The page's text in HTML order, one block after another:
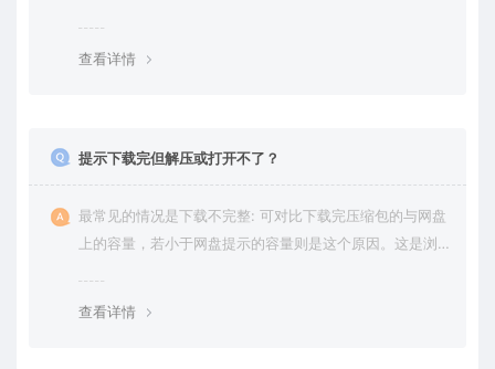
查看详情
提示下载完但解压或打开不了？
最常见的情况是下载不完整: 可对比下载完压缩包的与网盘
上的容量，若小于网盘提示的容量则是这个原因。这是浏
查看详情